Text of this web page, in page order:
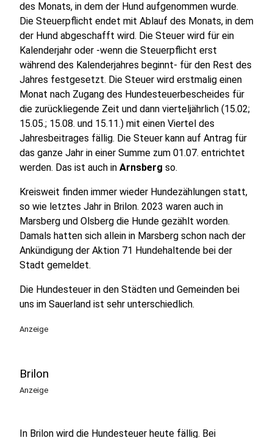
des Monats, in dem der Hund aufgenommen wurde.
Die Steuerpflicht endet mit Ablauf des Monats, in dem
der Hund abgeschafft wird. Die Steuer wird für ein
Kalenderjahr oder -wenn die Steuerpflicht erst
während des Kalenderjahres beginnt- für den Rest des
Jahres festgesetzt. Die Steuer wird erstmalig einen
Monat nach Zugang des Hundesteuerbescheides für
die zurückliegende Zeit und dann vierteljährlich (15.02;
15.05.; 15.08. und 15.11.) mit einen Viertel des
Jahresbeitrages fällig. Die Steuer kann auf Antrag für
das ganze Jahr in einer Summe zum 01.07. entrichtet
werden. Das ist auch in Arnsberg so.
Kreisweit finden immer wieder Hundezählungen statt,
so wie letztes Jahr in Brilon. 2023 waren auch in
Marsberg und Olsberg die Hunde gezählt worden.
Damals hatten sich allein in Marsberg schon nach der
Ankündigung der Aktion 71 Hundehaltende bei der
Stadt gemeldet.
Die Hundesteuer in den Städten und Gemeinden bei
uns im Sauerland ist sehr unterschiedlich.
Anzeige
Brilon
Anzeige
In Brilon wird die Hundesteuer heute fällig. Bei